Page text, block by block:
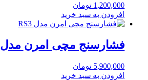
1,200,000 تومان
افزودن به سبد خرید
فشارسنج مچی امرن مدل RS3
5,900,000 تومان
افزودن به سبد خرید